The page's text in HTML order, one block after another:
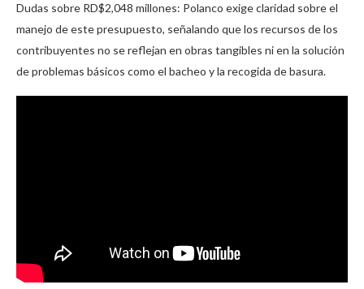
Dudas sobre RD$2,048 millones: Polanco exige claridad sobre el
manejo de este presupuesto, señalando que los recursos de los
contribuyentes no se reflejan en obras tangibles ni en la solución
de problemas básicos como el bacheo y la recogida de basura.